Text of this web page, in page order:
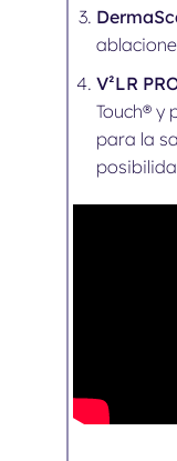
V²LR
Touch® y
para la